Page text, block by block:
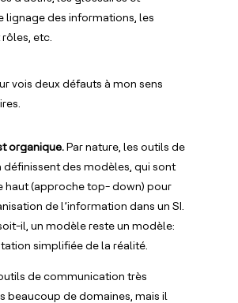
lignage des informations, les
etc.
vois deux défauts à mon sens
organique.Par nature, les outils de
des modèles, qui sont
haut (approche top- down) pour
de l’information dans un SI.
il, un modèle reste un modèle:
simplifiée de la réalité.
de communication très
beaucoup de domaines, mais il